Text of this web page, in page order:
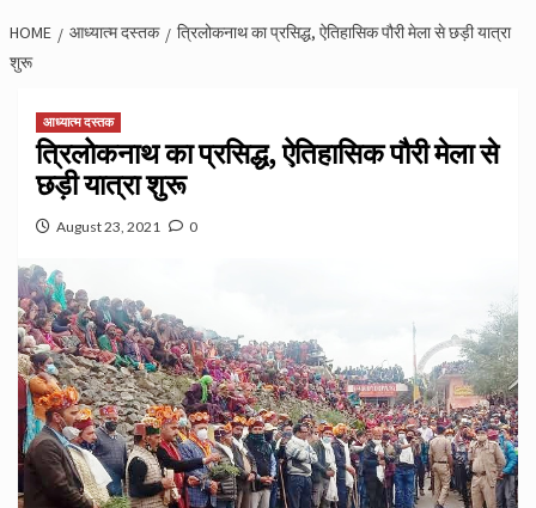
HOME आध्यात्म दस्तक
त्रिलोकनाथ का प्रसिद्ध, ऐतिहासिक पौरी मेला से छड़ी यात्रा
शुरू
आध्यात्म दस्तक
त्रिलोकनाथ का प्रसिद्ध, ऐतिहासिक पौरी मेला से
छड़ी यात्रा शुरू
August 23, 2021 0